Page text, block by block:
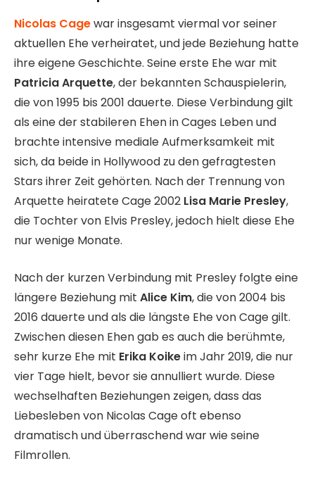
Nicolas Cagewar insgesamt viermal vor seiner
aktuellen Ehe verheiratet, und jede Beziehung hatte
ihre eigene Geschichte. Seine erste Ehe war mit
Patricia Arquette, der bekannten Schauspielerin,
die von 1995 bis 2001 dauerte. Diese Verbindung gilt
als eine der stabileren Ehen in Cages Leben und
brachte intensive mediale Aufmerksamkeit mit
sich, da beide in Hollywood zu den gefragtesten
Stars ihrer Zeit gehörten. Nach der Trennung von
Arquette heiratete Cage 2002 Lisa Marie Presley,
die Tochter von Elvis Presley, jedoch hielt diese Ehe
nur wenige Monate.
Nach der kurzen Verbindung mit Presley folgte eine
längere Beziehung mit Alice Kim, die von 2004 bis
2016 dauerte und als die längste Ehe von Cage gilt.
Zwischen diesen Ehen gab es auch die berühmte,
sehr kurze Ehe mit Erika Koikeim Jahr 2019, die nur
vier Tage hielt, bevor sie annulliert wurde. Diese
wechselhaften Beziehungen zeigen, dass das
Liebesleben von Nicolas Cage oft ebenso
dramatisch und überraschend war wie seine
Filmrollen.